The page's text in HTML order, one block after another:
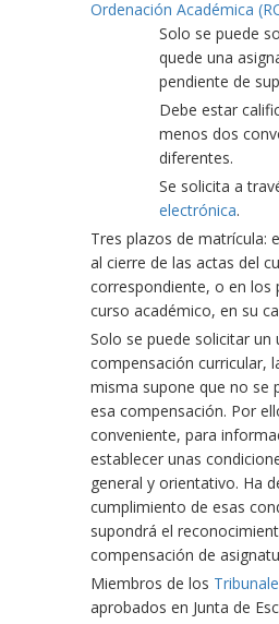
Ordenación Académica
Solo se puede
quede una
pendiente de
Debe estar
menos dos
diferentes.
Se solicita a
electrónica.
Tres plazos de matrícula:
al cierre de las actas del
correspondiente, o en los
curso académico, en su
Solo se puede solicitar un
compensación curricular,
misma supone que no se
esa compensación. Por
conveniente, para
establecer unas
general y orientativo. Ha
cumplimiento de esas
supondrá el
compensación de
Miembros de los
aprobados en Junta de